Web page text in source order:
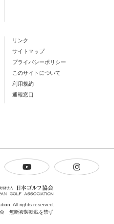
リンク
サイトマップ
プライバシーポリシー
このサイトについて
利用規約
通報窓口
All rights reserved.
無断複製転載を禁ず